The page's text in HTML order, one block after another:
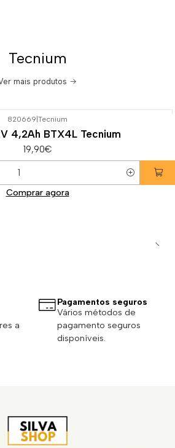
Tecnium
mais produtos
820669 Tecnium
4,2Ah BTX4L Tecnium
19,90€
Comprar agora
a
Pagamentos seguros
Vários métodos de
pagamento seguros
disponíveis.